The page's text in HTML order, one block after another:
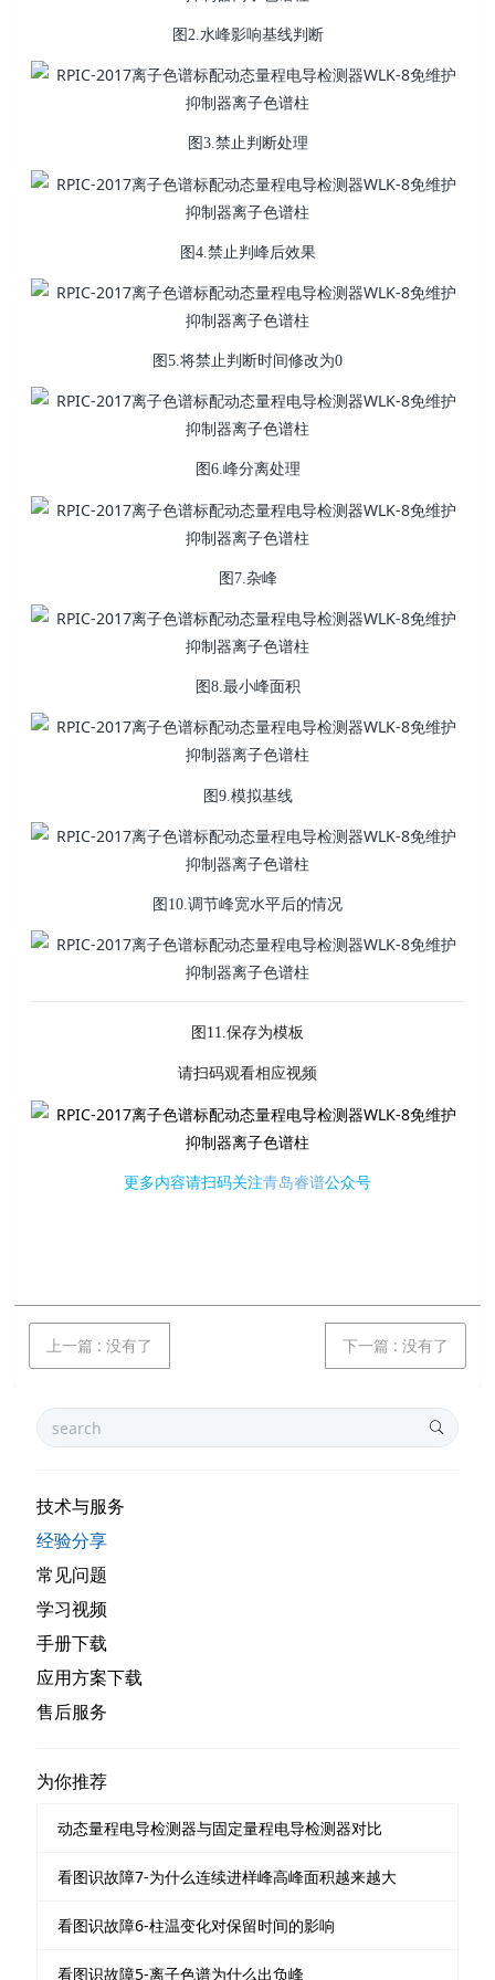
图2.水峰影响基线判断
图3.禁止判断处理
图4.禁止判峰后效果
图5.将禁止判断时间修改为0
图6.峰分离处理
图7.杂峰
图8.最小峰面积
图9.模拟基线
图10.调节峰宽水平后的情况
图11.保存为模板
请扫码观看相应视频
更多内容请扫码关注青岛睿谱公众号
上一篇 :没有了 下一篇 : 没有了
技术与服务
经验分享
常见问题
学习视频
手册下载
应用方案下载
售后服务
为你推荐
动态量程电导检测器与固定量程电导检测器对比
看图识故障7-为什么连续进样峰高峰面积越来越大
看图识故障6-柱温变化对保留时间的影响
看图识故障5-离子色谱为什么出负峰